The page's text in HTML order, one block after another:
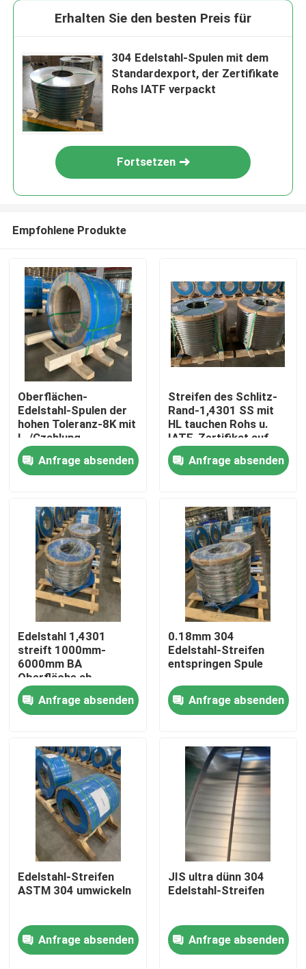
Haus
Produkte
Videos
Über uns
Fabrik-Ausflug
Qualitätskontrolle
Treten Sie mit uns in Verbindung
Fordern Sie ein Zitat
Erhalten Sie den besten Preis für
304 Edelstahl-Spulen mit dem
Standardexport, der Zertifikate
Rohs IATF verpackt
Fortsetzen
Empfohlene Produkte
Oberflächen-
Edelstahl-Spulen der
hohen Toleranz-8K mit
L-/Czahlung
Anfrage absenden
Streifen des Schlitz-
Rand-1,4301 SS mit
HL tauchen Rohs u.
IATF-Zertifikat auf
Anfrage absenden
Edelstahl 1,4301
streift 1000mm-
6000mm BA
Oberfläche ab
Anfrage absenden
0.18mm 304
Edelstahl-Streifen
entspringen Spule
Anfrage absenden
Edelstahl-Streifen
ASTM 304 umwickeln
Anfrage absenden
JIS ultra dünn 304
Edelstahl-Streifen
Anfrage absenden